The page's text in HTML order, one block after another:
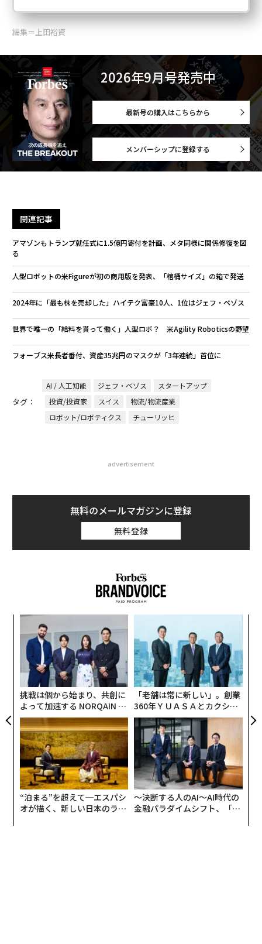
編集＝上田裕資
2026年9月号発売中
最新号の購入はこちらから
メンバーシップに登録する
関連記事
アマゾンもトランプ就任式に1.5億円寄付を計画、メタ同様に関係修復を図
る
人型ロボットの米Figureが初の商用版を発表、「棺桶サイズ」の箱で発送
2024年に「最も株を売却した」ハイテク富豪10人、1位はジェフ・ベゾス
世界で唯一の「給料を貰って働く」人型ロボ？ 米Agility Roboticsの野望
フォーブス米長者番付、資産35兆円のマスクが「3年連続」首位に
タグ：
AI / 人工知能 ジェフ・ベゾス
スタートアップ
投資/投資家
スイス
物流/物流産業
ロボット/ロボティクス
チューリッヒ
advertisement
無料のメールマガジンに登録
無料登録
挑戦は個から始まり、共創に
よって加速する NORQAIN JA
PAN 特別座談会
「老舗は常に新しい」。創業
360年ＹＵＡＳＡとカクシン
CEO田尻望が語る、AIを超え
る人の価値
“泊まる”を超えて─エスパシ
オが描く、新しい日本のラグ
〜決断する人のAI〜AI時代の
金融パラダイムシフト、「超